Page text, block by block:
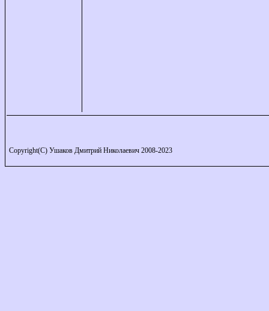
Copyright(C) Ушаков Дмитрий Николаевич 2008-2023